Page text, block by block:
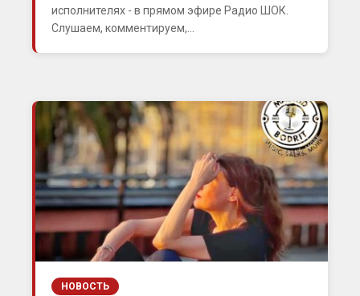
исполнителях - в прямом эфире Радио ШОК.
Слушаем, комментируем,...
НОВОСТЬ